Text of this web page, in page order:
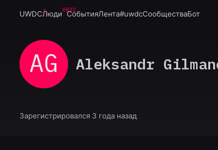
UWDCЛюди6932
СобытияЛента#uwdcСообществаБот
AG Aleksandr
Зарегистрировался 3 года назад